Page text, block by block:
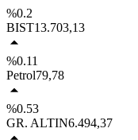
%0.2
BIST13.703,13
%0.11
Petrol79,78
%0.53
GR. ALTIN6.494,37